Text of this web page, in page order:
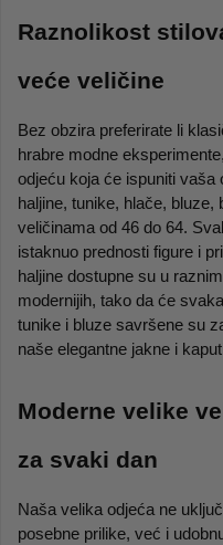
Raznolikost
veće veličine
Bez obzira preferirate li
hrabre modne
odjeću koja će ispuniti vaša
haljine, tunike, hlače, bluze,
veličinama od 46 do 64.
istaknuo prednosti figure i
haljine dostupne su u
modernijih, tako da će
tunike i bluze savršene su
naše elegantne jakne i
Moderne velike
za svaki dan
Naša velika odjeća ne
posebne prilike, već i